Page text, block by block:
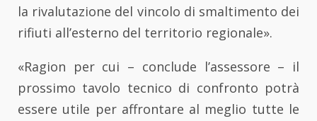
la rivalutazione del vincolo di smaltimento dei
rifiuti all’esterno del territorio regionale».
«Ragion per cui – conclude l’assessore – il
prossimo tavolo tecnico di confronto potrà
essere utile per affrontare al meglio tutte le